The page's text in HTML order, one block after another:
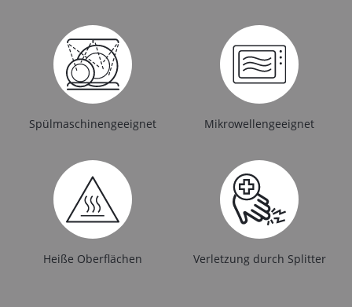
Spülmaschinengeeignet Mikrowellengeeignet
Heiße Oberflächen Verletzung durch Splitter